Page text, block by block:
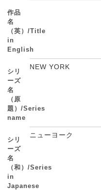
作品
名
（英）/Title
in
English
シリ
ーズ
名
（原
題）/Series
name
NEW YORK
シリ
ーズ
名
（和）/Series
in
Japanese
ニューヨーク